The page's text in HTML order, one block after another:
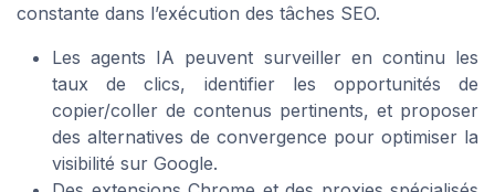
constante dans l’exécution des tâches SEO.
Les agents IA peuvent surveiller en continu les
taux de clics, identifier les opportunités de
copier/coller de contenus pertinents, et proposer
des alternatives de convergence pour optimiser la
visibilité sur Google.